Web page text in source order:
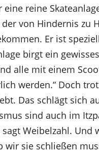
reine
von Hindernis zu
Er ist
birgt ein gewisses
alle mit einem
werden.“ Doch
Das schlägt sich
sind auch im
Weibelzahl. Und
wir sie schließen